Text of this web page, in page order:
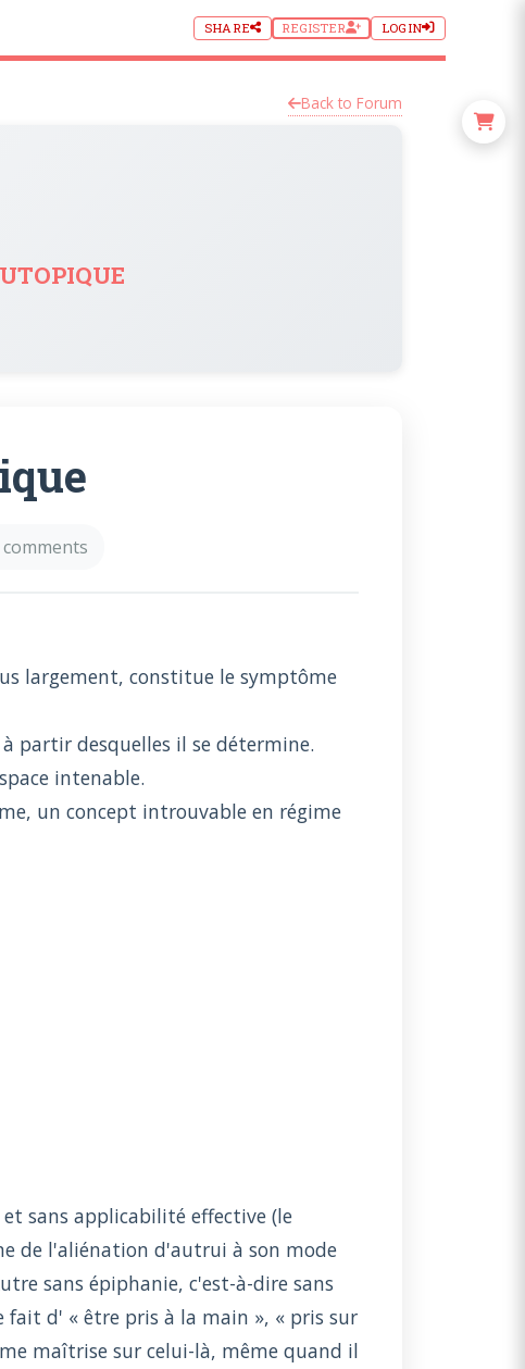
SHARE REGISTER LOGIN
Back to Forum
largement, constitue le symptôme
partir desquelles il se détermine.
intenable.
un concept introuvable en régime
sans applicabilité effective (le
de l'aliénation d'autrui à son mode
sans épiphanie, c'est-à-dire sans
d' « être pris à la main », « pris sur
maîtrise sur celui-là, même quand il